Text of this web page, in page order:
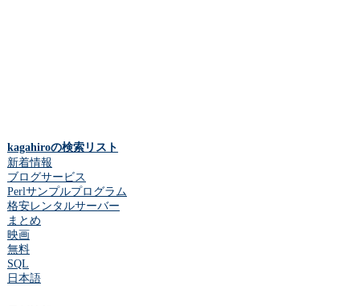
kagahiroの検索リスト
新着情報
ブログサービス
Perlサンプルプログラム
格安レンタルサーバー
まとめ
映画
無料
SQL
日本語